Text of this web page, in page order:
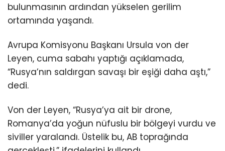
bulunmasının ardından yükselen gerilim
ortamında yaşandı.
Avrupa Komisyonu Başkanı Ursula von der
Leyen, cuma sabahı yaptığı açıklamada,
“Rusya’nın saldırgan savaşı bir eşiği daha aştı,”
dedi.
Von der Leyen, “Rusya’ya ait bir drone,
Romanya’da yoğun nüfuslu bir bölgeyi vurdu ve
siviller yaralandı. Üstelik bu, AB toprağında